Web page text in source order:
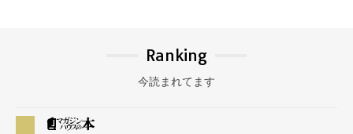
Ranking
今読まれてます